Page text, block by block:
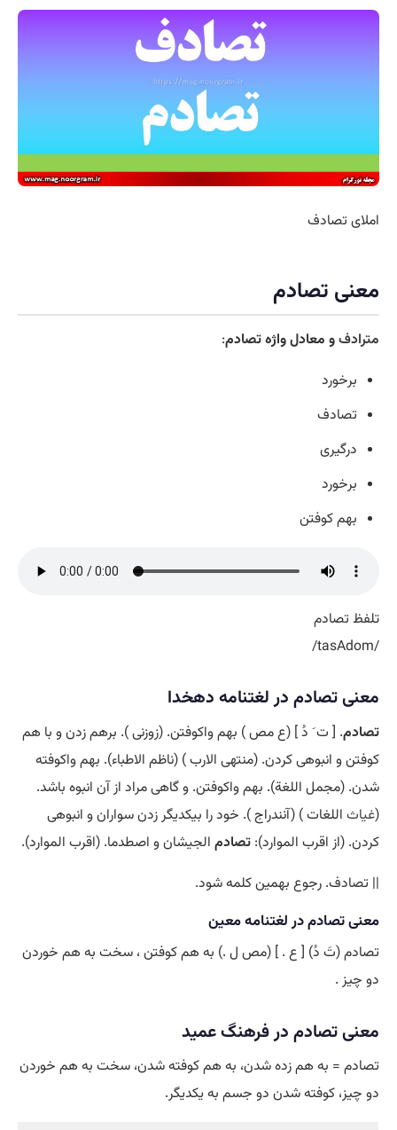
املای تصادف
معنی تصادم
مترادفو معادل واژه تصادم:
برخورد
تصادف
درگیری
برخورد
بهم کوفتن
تلفظ تصادم
/tasAdom/
معنی تصادم در لغتنامه دهخدا
تصادم. [ ت َ دُ ] (ع مص ) بهم واکوفتن. (زوزنی ). برهم زدن و با هم
کوفتن و انبوهی کردن. (منتهی الارب ) (ناظم الاطباء). بهم واکوفته
شدن. (مجمل اللغة). بهم واکوفتن. و گاهی مراد از آن انبوه باشد.
(غیاث اللغات ) (آنندراج ). خود را بیکدیگر زدن سواران و انبوهی
کردن. (از اقرب الموارد): تصادم الجیشان و اصطدما. (اقرب الموارد).
|| تصادف. رجوع بهمین کلمه شود.
معنی تصادم در لغتنامه معین
تصادم (تَ دُ) [ ع . ] (مص ل .) به هم کوفتن ، سخت به هم خوردن
دو چیز .
معنی تصادم در فرهنگ عمید
تصادم = به هم زده شدن، به هم کوفته شدن، سخت به هم خوردن
دو چیز، کوفته شدن دو جسم به یکدیگر.